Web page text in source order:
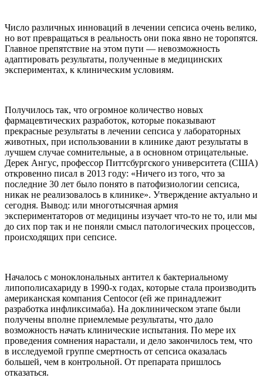
Число различных инноваций в лечении сепсиса очень велико,
но вот превращаться в реальность они пока явно не торопятся.
Главное препятствие на этом пути — невозможность
адаптировать результаты, полученные в медицинских
экспериментах, к клиническим условиям.
Получилось так, что огромное количество новых
фармацевтических разработок, которые показывают
прекрасные результаты в лечении сепсиса у лабораторных
животных, при использовании в клинике дают результаты в
лучшем случае сомнительные, а в основном отрицательные.
Дерек Ангус, профессор Питтсбургского университета (США)
откровенно писал в 2013 году: «Ничего из того, что за
последние 30 лет было понято в патофизиологии сепсиса,
никак не реализовалось в клинике». Утверждение актуально и
сегодня. Вывод: или многотысячная армия
экспериментаторов от медицины изучает что-то не то, или мы
до сих пор так и не поняли смысл патологических процессов,
происходящих при сепсисе.
Началось с моноклональных антител к бактериальному
липополисахариду в 1990-х годах, которые стала производить
американская компания Centocor (ей же принадлежит
разработка инфликсимаба). На доклиническом этапе были
получены вполне приемлемые результаты, что дало
возможность начать клинические испытания. По мере их
проведения сомнения нарастали, и дело закончилось тем, что
в исследуемой группе смертность от сепсиса оказалась
большей, чем в контрольной. От препарата пришлось
отказаться.